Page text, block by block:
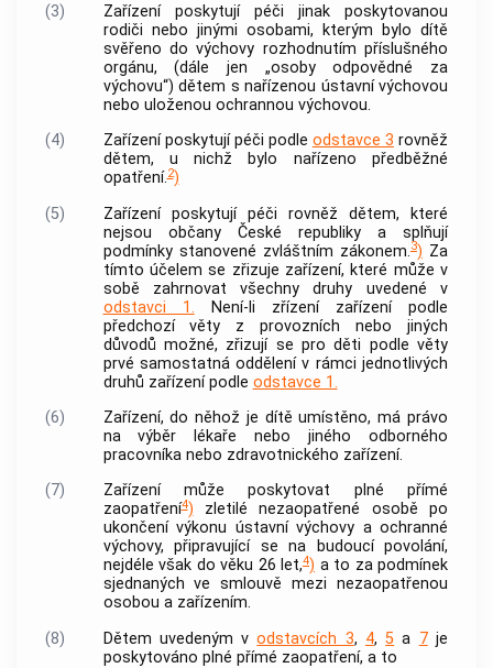
(3)
Zařízení poskytují péči jinak poskytovanou
rodiči nebo jinými osobami, kterým bylo dítě
svěřeno do výchovy rozhodnutím příslušného
orgánu, (dále jen „osoby odpovědné za
výchovu“) dětem s nařízenou ústavní výchovou
nebo uloženou ochrannou výchovou.
(4)
Zařízení poskytují péči podle odstavce 3 rovněž
dětem, u nichž bylo nařízeno předběžné
opatření.2)
(5)
Zařízení poskytují péči rovněž dětem, které
nejsou občany České republiky a splňují
podmínky stanovené zvláštním zákonem.3) Za
tímto účelem se zřizuje zařízení, které může v
sobě zahrnovat všechny druhy uvedené v
odstavci 1. Není-li zřízení zařízení podle
předchozí věty z provozních nebo jiných
důvodů možné, zřizují se pro děti podle věty
prvé samostatná oddělení v rámci jednotlivých
druhů zařízení podle odstavce 1.
(6)
Zařízení, do něhož je dítě umístěno, má právo
na výběr lékaře nebo jiného odborného
pracovníka nebo zdravotnického zařízení.
(7)
Zařízení může poskytovat plné přímé
zaopatření4) zletilé nezaopatřené osobě po
ukončení výkonu ústavní výchovy a ochranné
výchovy, připravující se na budoucí povolání,
nejdéle však do věku 26 let,4) a to za podmínek
sjednaných ve smlouvě mezi nezaopatřenou
osobou a zařízením.
(8)
Dětem uvedeným vodstavcích 3, 4,5 a 7je
poskytováno plné přímé zaopatření, a to